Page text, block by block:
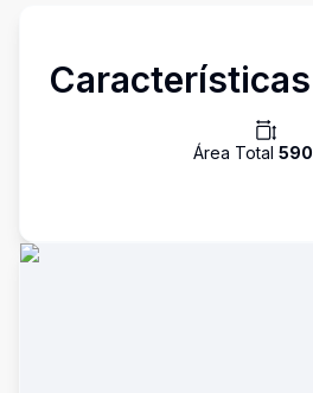
Características
Área Total 590